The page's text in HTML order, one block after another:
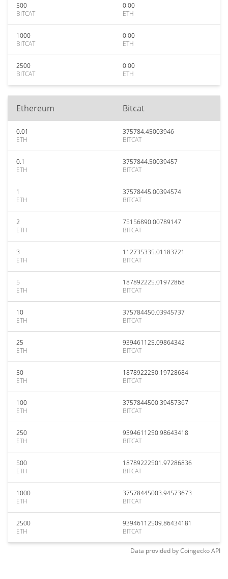
500
BITCAT
0.00
ETH
1000
BITCAT
0.00
ETH
2500
BITCAT
0.00
ETH
Ethereum Bitcat
0.01
ETH
375784.45003946
BITCAT
0.1
ETH
3757844.50039457
BITCAT
1
ETH
37578445.00394574
BITCAT
2
ETH
75156890.00789147
BITCAT
3
ETH
112735335.01183721
BITCAT
5
ETH
187892225.01972868
BITCAT
10
ETH
375784450.03945737
BITCAT
25
ETH
939461125.09864342
BITCAT
50
ETH
1878922250.19728684
BITCAT
100
ETH
3757844500.39457367
BITCAT
250
ETH
9394611250.98643418
BITCAT
500
ETH
18789222501.97286836
BITCAT
1000
ETH
37578445003.94573673
BITCAT
2500
ETH
93946112509.86434181
BITCAT
Data provided byCoingeckoAPI